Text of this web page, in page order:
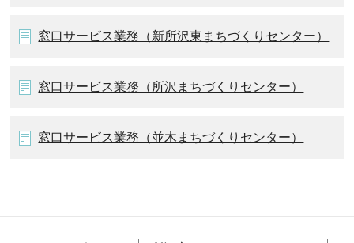
窓口サービス業務（新所沢東まちづくりセンター）
窓口サービス業務（所沢まちづくりセンター）
窓口サービス業務（並木まちづくりセンター）